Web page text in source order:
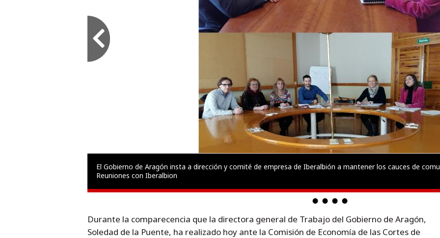
El Gobierno de Aragón insta a dirección y comité de empresa de Iberalbión a mantener los cauces de
Reuniones con Iberalbion
Durante la comparecencia que la directora general de Trabajo del Gobierno de Aragón,
Soledad de la Puente, ha realizado hoy ante la Comisión de Economía de las Cortes de